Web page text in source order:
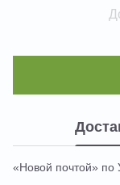
«Новой почтой»